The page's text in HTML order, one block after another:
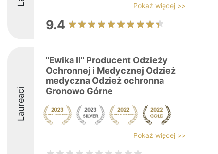
Pokaż więcej >>
9.4
Laureaci
"Ewika II" Producent Odzieży
Ochronnej i Medycznej Odzież
medyczna Odzież ochronna
Gronowo Górne
Pokaż więcej >>